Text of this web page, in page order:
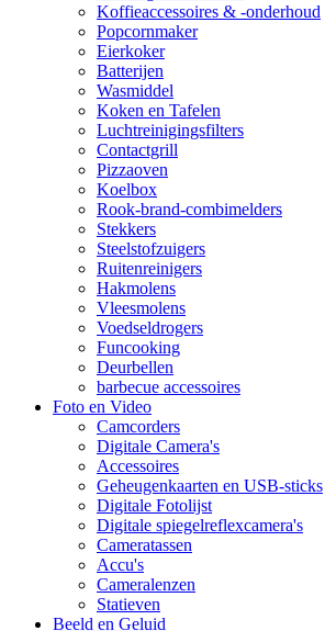
Koffieaccessoires & -onderhoud
Popcornmaker
Eierkoker
Batterijen
Wasmiddel
Koken en Tafelen
Luchtreinigingsfilters
Contactgrill
Pizzaoven
Koelbox
Rook-brand-combimelders
Stekkers
Steelstofzuigers
Ruitenreinigers
Hakmolens
Vleesmolens
Voedseldrogers
Funcooking
Deurbellen
barbecue accessoires
Foto en Video
Camcorders
Digitale Camera's
Accessoires
Geheugenkaarten en USB-sticks
Digitale Fotolijst
Digitale spiegelreflexcamera's
Cameratassen
Accu's
Cameralenzen
Statieven
Beeld en Geluid